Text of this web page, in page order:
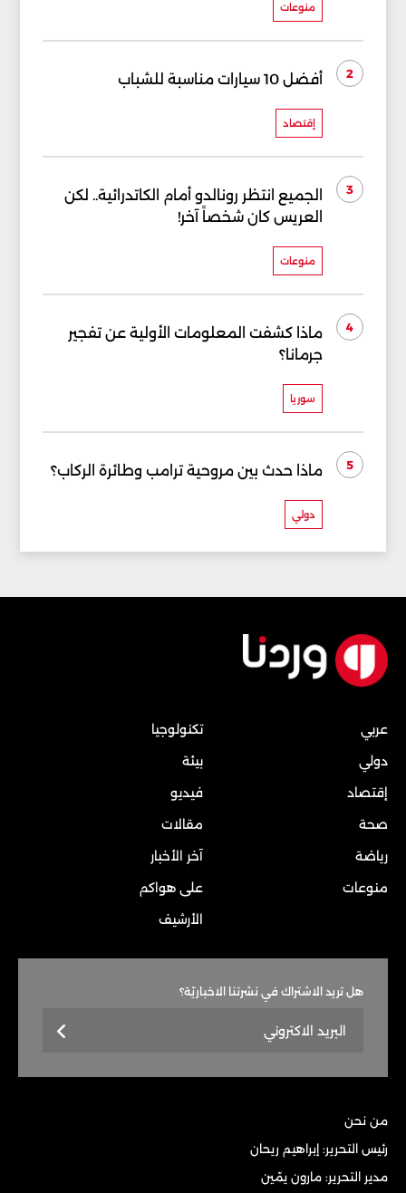
منوعات
2 أفضل 10 سيارات مناسبة للشباب
إقتصاد
3
الجميع انتظر رونالدو أمام الكاتدرائية.. لكن
العريس كان شخصاً آخر!
منوعات
4
ماذا كشفت المعلومات الأولية عن تفجير
جرمانا؟
سوريا
5 ماذا حدث بين مروحية ترامب وطائرة الركاب؟
دولي
عربي
دولي
إقتصاد
صحة
رياضة
منوعات
تكنولوجيا
بيئة
فيديو
مقالات
آخر الأخبار
على هواكم
الأرشيف
هل تريد الاشتراك في نشرتنا الاخباريّة؟
من نحن
رئيس التحرير: إبراهيم ريحان
مدير التحرير: مارون يمّين